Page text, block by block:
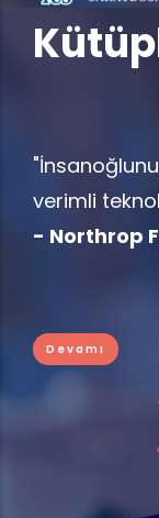
verimli
- Northrop
Devamı